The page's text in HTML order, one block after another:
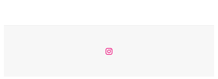
Instagram